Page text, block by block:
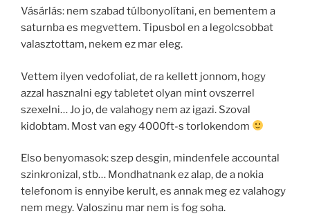
Vásárlás: nem szabad túlbonyolítani, en bementem a
saturnba es megvettem. Tipusbol en a legolcsobbat
valasztottam, nekem ez mar eleg.
Vettem ilyen vedofoliat, de ra kellett jonnom, hogy
azzal hasznalni egy tabletet olyan mint ovszerrel
szexelni… Jo jo, de valahogy nem az igazi. Szoval
kidobtam. Most van egy 4000ft-s torlokendom
Elso benyomasok: szep desgin, mindenfele accountal
szinkronizal, stb… Mondhatnank ez alap, de a nokia
telefonom is ennyibe kerult, es annak meg ez valahogy
nem megy. Valoszinu mar nem is fog soha.